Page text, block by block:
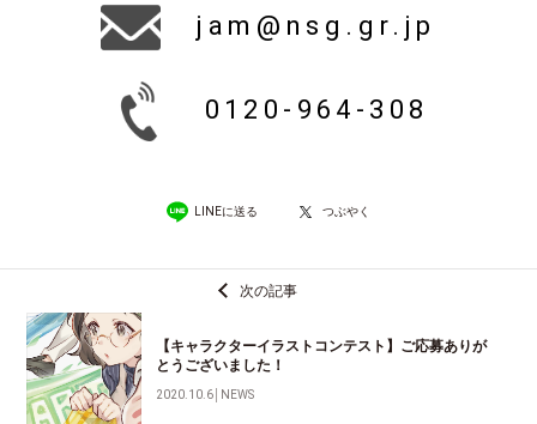
jam@nsg.gr.jp
0120-964-308
LINEに送る つぶやく
次の記事
【キャラクターイラストコンテスト】ご応募ありが
とうございました！
2020.10.6 NEWS